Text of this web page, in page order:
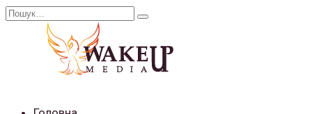
Перейти
Search